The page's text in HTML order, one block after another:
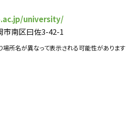
university/
市南区曰佐3-42-1
所名が異なって表示される可能性があります